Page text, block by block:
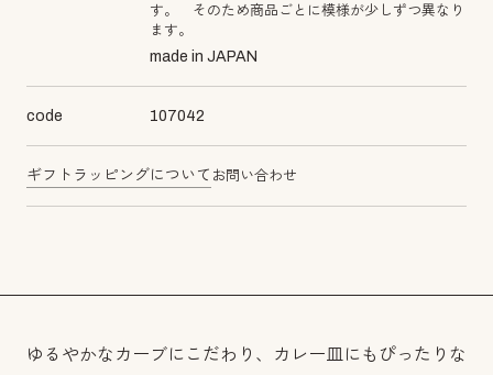
す。 そのため商品ごとに模様が少しずつ異なり
ます。
made in JAPAN
code 107042
ギフトラッピングについて お問い合わせ
ゆるやかなカーブにこだわり、カレー皿にもぴったりな